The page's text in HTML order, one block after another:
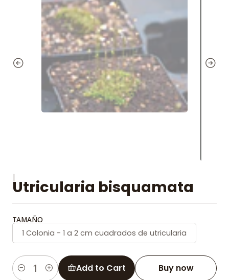
|
Utricularia bisquamata
TAMAÑO
1 Colonia - 1 a 2 cm cuadrados de utricularia
Quantity Add to Cart Buy now